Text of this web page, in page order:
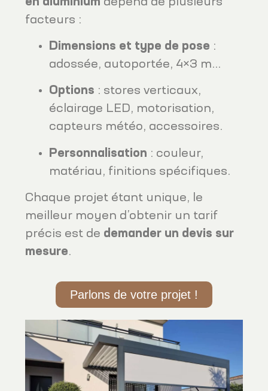
facteurs :
Dimensions et type de pose :
adossée, autoportée, 4×3 m…
Options : stores verticaux,
éclairage LED, motorisation,
capteurs météo, accessoires.
Personnalisation : couleur,
matériau, finitions spécifiques.
Chaque projet étant unique, le
meilleur moyen d’obtenir un tarif
précis est de demander un devis sur
mesure.
Parlons de votre projet !